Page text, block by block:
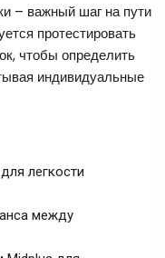
– важный шаг на пути
протестировать
чтобы определить
индивидуальные
легкости
между